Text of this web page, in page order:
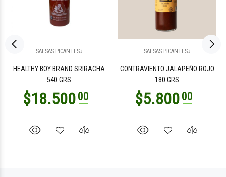
SALSAS PICANTES↓
HEALTHY BOY BRAND SRIRACHA
540 GRS
SALSAS PICANTES↓
CONTRAVIENTO JALAPEÑO ROJO
180 GRS